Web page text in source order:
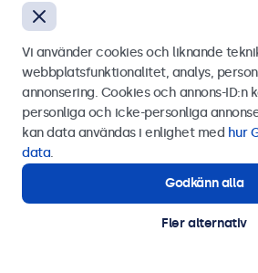
Montering: skrivbord, inbyggd, vägg
Yttermått: 745 x 440 x 46 mm
7 699 kr
9 623,75 kr inkl. moms
Visa
Skicka
Kontakta våra experter.
Vi använder cookies och liknande
webbplatsfunktionalitet, analys,
annonsering. Cookies och annons-ID:n
personliga och icke-personliga
kan data användas i enlighet med hur
data.
Godkänn alla
Fler alternativ